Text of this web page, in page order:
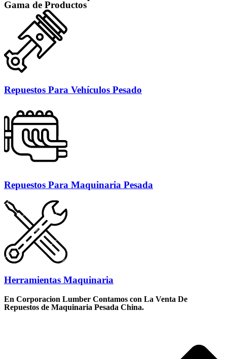
Gama de Productos
Repuestos Para Vehículos Pesado
Repuestos Para Maquinaria Pesada
Herramientas Maquinaria
En Corporacion Lumber Contamos con La Venta De
Repuestos de Maquinaria Pesada China.